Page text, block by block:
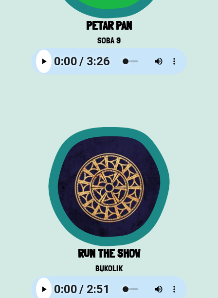
PETAR PAN
SOBA 9
RUN THE SHOW
BUKOLIK